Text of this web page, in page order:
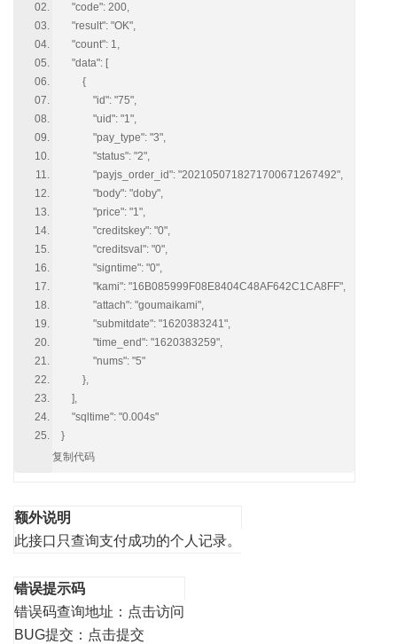
"code": 200,
"result": "OK",
"count": 1,
"data": [
{
"id": "75",
"uid": "1",
"pay_type": "3",
"status": "2",
"payjs_order_id": "2021050718271700671267492",
"body": "doby",
"price": "1",
"creditskey": "0",
"creditsval": "0",
"signtime": "0",
"kami": "16B085999F08E8404C48AF642C1CA8FF",
"attach": "goumaikami",
"submitdate": "1620383241",
"time_end": "1620383259",
"nums": "5"
},
],
"sqltime": "0.004s"
}
复制代码
额外说明
此接口只查询支付成功的个人记录。
错误提示码
错误码查询地址： 点击访问
BUG提交： 点击提交